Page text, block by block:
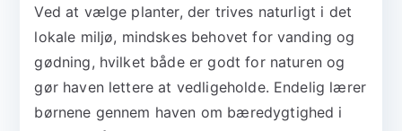
Ved at vælge planter, der trives naturligt i det
lokale miljø, mindskes behovet for vanding og
gødning, hvilket både er godt for naturen og
gør haven lettere at vedligeholde. Endelig lærer
børnene gennem haven om bæredygtighed i